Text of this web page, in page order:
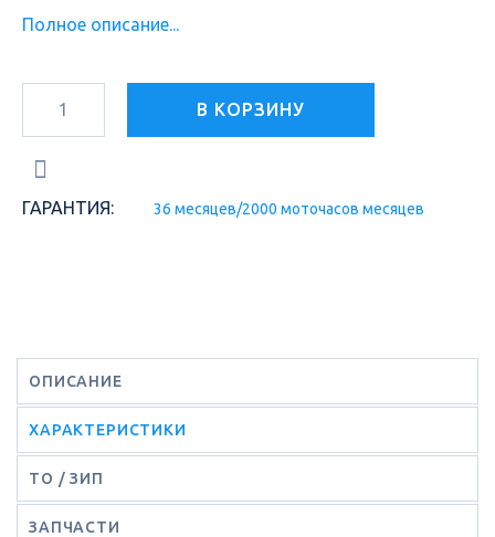
Полное описание...
В КОРЗИНУ
ГАРАНТИЯ: 36 месяцев/2000 моточасов месяцев
ОПИСАНИЕ
ХАРАКТЕРИСТИКИ
ТО / ЗИП
ЗАПЧАСТИ